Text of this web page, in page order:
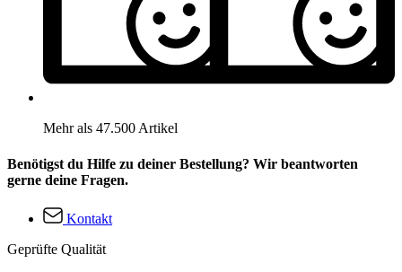
Mehr als 47.500 Artikel
Benötigst du Hilfe zu deiner Bestellung? Wir beantworten
gerne deine Fragen.
Kontakt
Geprüfte Qualität